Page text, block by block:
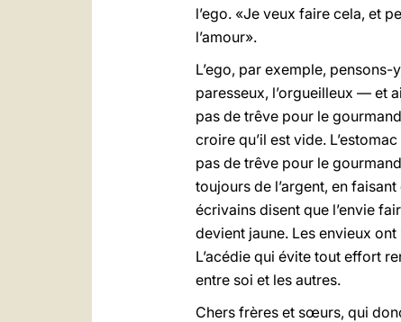
l’ego. «Je veux faire cela, et
l’amour».
L’ego, par exemple, pensons-
paresseux, l’orgueilleux — et
pas de trêve pour le
croire qu’il est vide.
pas de trêve pour le
toujours de l’argent, en
écrivains disent que l’envie
devient jaune. Les envieux ont
L’acédie qui évite tout effort
entre soi et les autres.
Chers frères et sœurs, qui